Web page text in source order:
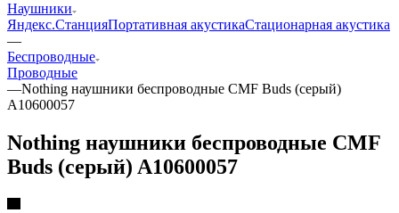
Наушники
Яндекс.СтанцияПортативная акустикаСтационарная акустика
—
Беспроводные
Проводные
—Nothing наушники беспроводные CMF Buds (серый)
A10600057
Nothing наушники беспроводные CMF
Buds (серый) A10600057